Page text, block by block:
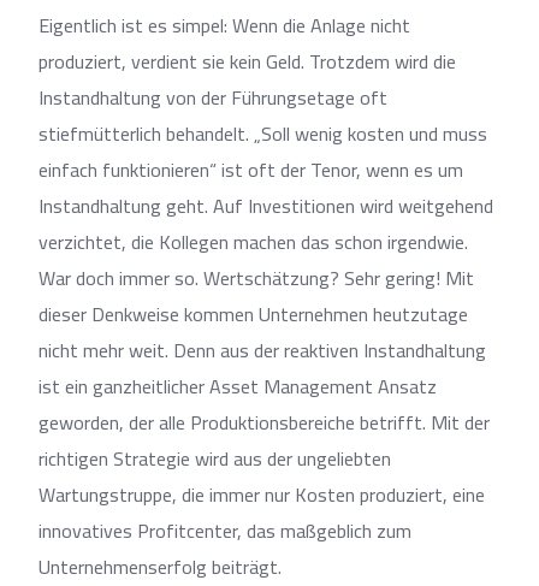
Eigentlich ist es simpel: Wenn die Anlage nicht
produziert, verdient sie kein Geld. Trotzdem wird die
Instandhaltung von der Führungsetage oft
stiefmütterlich behandelt. „Soll wenig kosten und muss
einfach funktionieren“ ist oft der Tenor, wenn es um
Instandhaltung geht. Auf Investitionen wird weitgehend
verzichtet, die Kollegen machen das schon irgendwie.
War doch immer so. Wertschätzung? Sehr gering! Mit
dieser Denkweise kommen Unternehmen heutzutage
nicht mehr weit. Denn aus der reaktiven Instandhaltung
ist ein ganzheitlicher Asset Management Ansatz
geworden, der alle Produktionsbereiche betrifft. Mit der
richtigen Strategie wird aus der ungeliebten
Wartungstruppe, die immer nur Kosten produziert, eine
innovatives Profitcenter, das maßgeblich zum
Unternehmenserfolg beiträgt.